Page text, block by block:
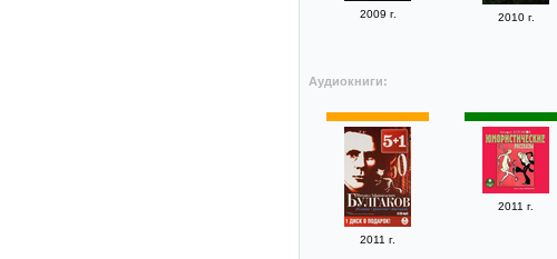
2009 г. 2010 г.
Аудиокниги:
2011 г.
2011 г.